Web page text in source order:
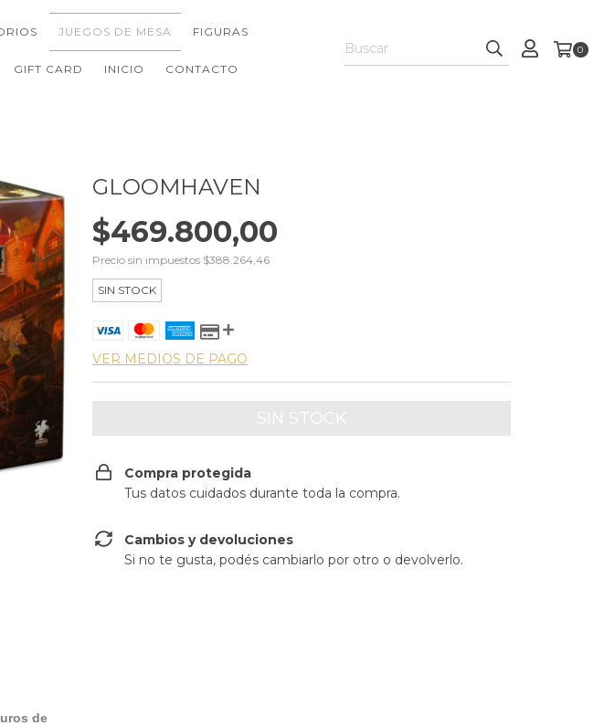
JUEGOS DE MESA FIGURAS
GIFT CARD INICIO CONTACTO
0
de
GLOOMHAVEN
$469.800,00
Precio sin impuestos $388.264,46
SIN STOCK
VER MEDIOS DE PAGO
Compra protegida
Tus datos cuidados durante toda la compra.
Cambios y devoluciones
Si no te gusta, podés cambiarlo por otro o devolverlo.